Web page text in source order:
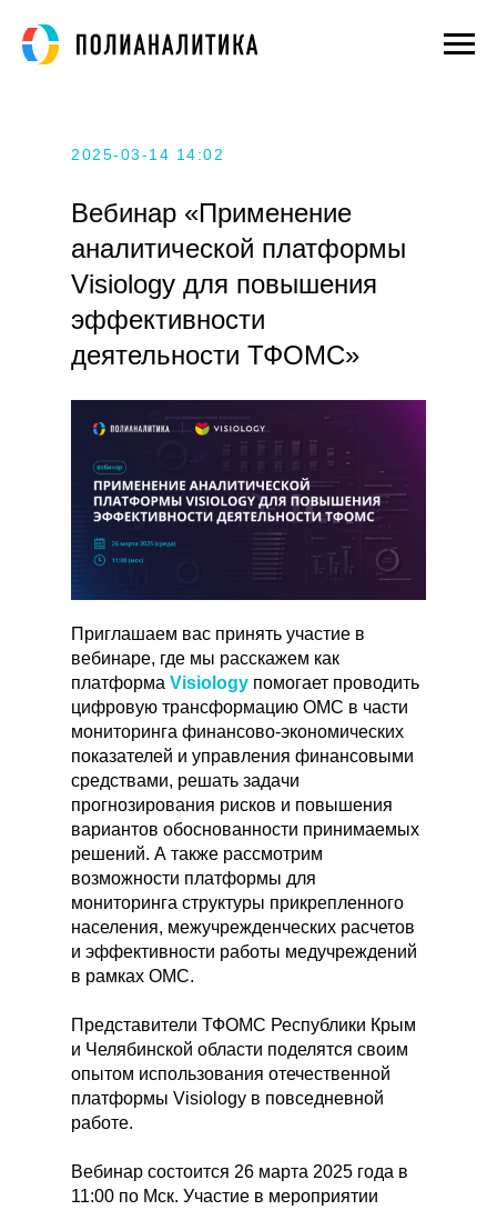
2025-03-14 14:02
Вебинар «Применение
аналитической платформы
Visiology для повышения
эффективности
деятельности ТФОМС»
Приглашаем вас принять участие в
вебинаре, где мы расскажем как
платформа Visiology помогает проводить
цифровую трансформацию ОМС в части
мониторинга финансово-экономических
показателей и управления финансовыми
средствами, решать задачи
прогнозирования рисков и повышения
вариантов обоснованности принимаемых
решений. А также рассмотрим
возможности платформы для
мониторинга структуры прикрепленного
населения, межучрежденческих расчетов
и эффективности работы медучреждений
в рамках ОМС.
Представители ТФОМС Республики Крым
и Челябинской области поделятся своим
опытом использования отечественной
платформы Visiology в повседневной
работе.
Вебинар состоится 26 марта 2025 года в
11:00 по Мск. Участие в мероприятии